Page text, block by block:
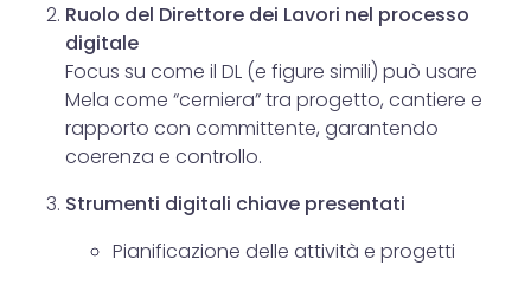
Ruolo del Direttore dei Lavori nel processo
digitale
Focus su come il DL (e figure simili) può usare
Mela come “cerniera” tra progetto, cantiere e
rapporto con committente, garantendo
coerenza e controllo.
Strumenti digitali chiave presentati
Pianificazione delle attività e progetti